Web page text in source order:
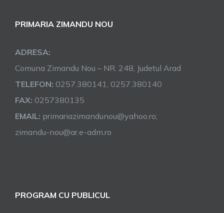
PRIMARIA ZIMANDU NOU
ADRESA:
Comuna Zimandu Nou – NR. 248, Judetul Arad
TELEFON: 0257.380141, 0257.380140
FAX: 0257380135
EMAIL: primariazimandunou@yahoo.ro;
zimandu-nou@ar.e-adm.ro
PROGRAM CU PUBLICUL